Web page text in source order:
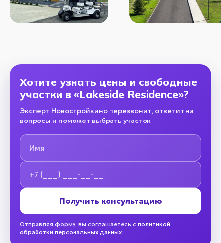
Хотите узнать цены и свободные
участки в «Lakeside Residence»?
Эксперт Новостройкино перезвонит, ответит на
вопросы и поможет выбрать участок
Имя
Номер телефона
Получить консультацию
Отправляя форму, вы соглашаетесь с политикой
обработки персональных данных.